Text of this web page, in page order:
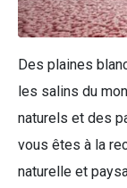
Des plaines
les salins du
naturels et des
vous êtes à la
naturelle et